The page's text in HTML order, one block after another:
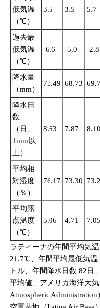
低気温
（℃）
3.5 3.5 5.7
過去最
低気温
（℃）
-6.6 -5.0 -2.8
降水量
（mm）
73.49 68.73
降水日
数
（日、
1mm以
上）
8.63 7.87 8.10
平均相
対湿度
（％）
76.17 73.30
平均露
点温度
（℃）
5.06 4.71 7.05
ラティーナの年間平均気
21.7℃、年間平均最低気
トル、年間降水日数 82日
平均値、アメリカ海洋大
Atmospheric